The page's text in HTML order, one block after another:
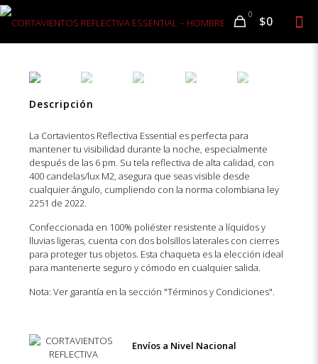
0 $0
Descripción
La Cortavientos Reflectiva Essential es perfecta para
mantener tu visibilidad durante la noche, especialmente
después de las 6 pm. Su tela reflectiva de alta calidad, con
400 candelas/lux M2, asegura que seas visible desde
cualquier ángulo, cumpliendo con la norma colombiana ley
2251 de 2022.
Confeccionada en 100% poliéster resistente a líquidos y
lluvias ligeras, cuenta con dos bolsillos laterales con cierres
para proteger tus objetos. Esta chaqueta es la elección ideal
para mantenerte seguro y cómodo en cualquier salida.
Nota: Ver garantía en la sección "Términos y Condiciones".
Envíos a Nivel Nacional